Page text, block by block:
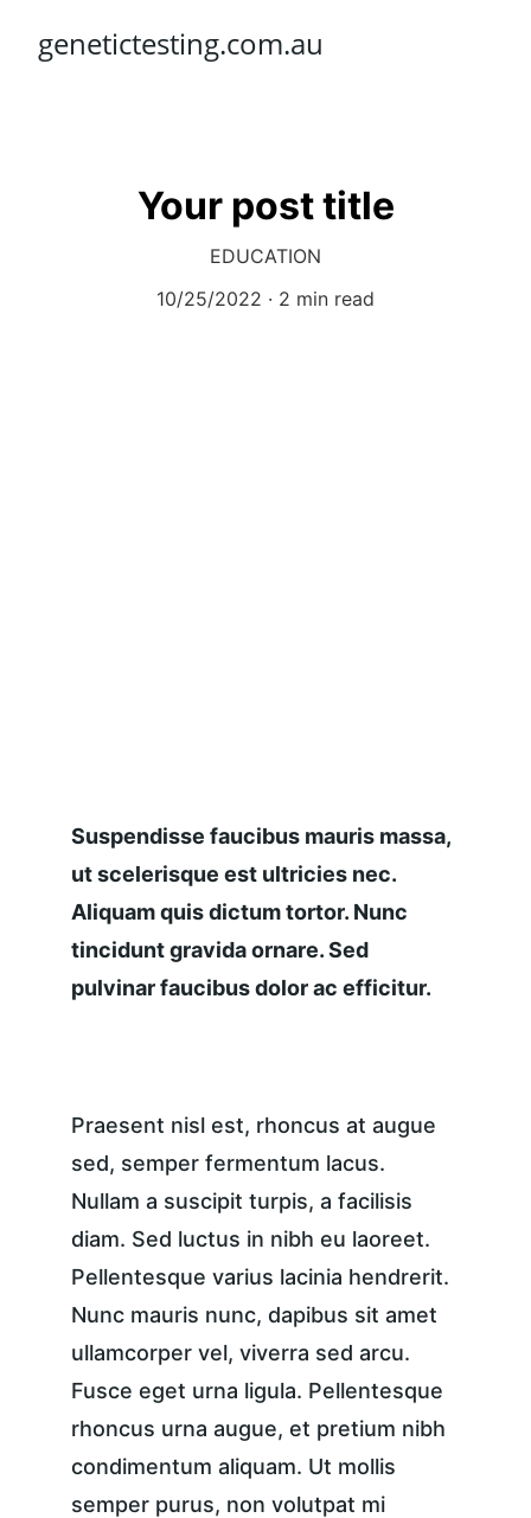
genetictesting.com.au
Your post title
EDUCATION
10/25/2022
2 min read
Suspendisse faucibus mauris massa,
ut scelerisque est ultricies nec.
Aliquam quis dictum tortor. Nunc
tincidunt gravida ornare. Sed
pulvinar faucibus dolor ac efficitur.
Praesent nisl est, rhoncus at augue
sed, semper fermentum lacus.
Nullam a suscipit turpis, a facilisis
diam. Sed luctus in nibh eu laoreet.
Pellentesque varius lacinia hendrerit.
Nunc mauris nunc, dapibus sit amet
ullamcorper vel, viverra sed arcu.
Fusce eget urna ligula. Pellentesque
rhoncus urna augue, et pretium nibh
condimentum aliquam. Ut mollis
semper purus, non volutpat mi